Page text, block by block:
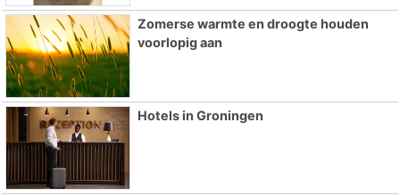
Zomerse warmte en droogte houden
voorlopig aan
Hotels in Groningen